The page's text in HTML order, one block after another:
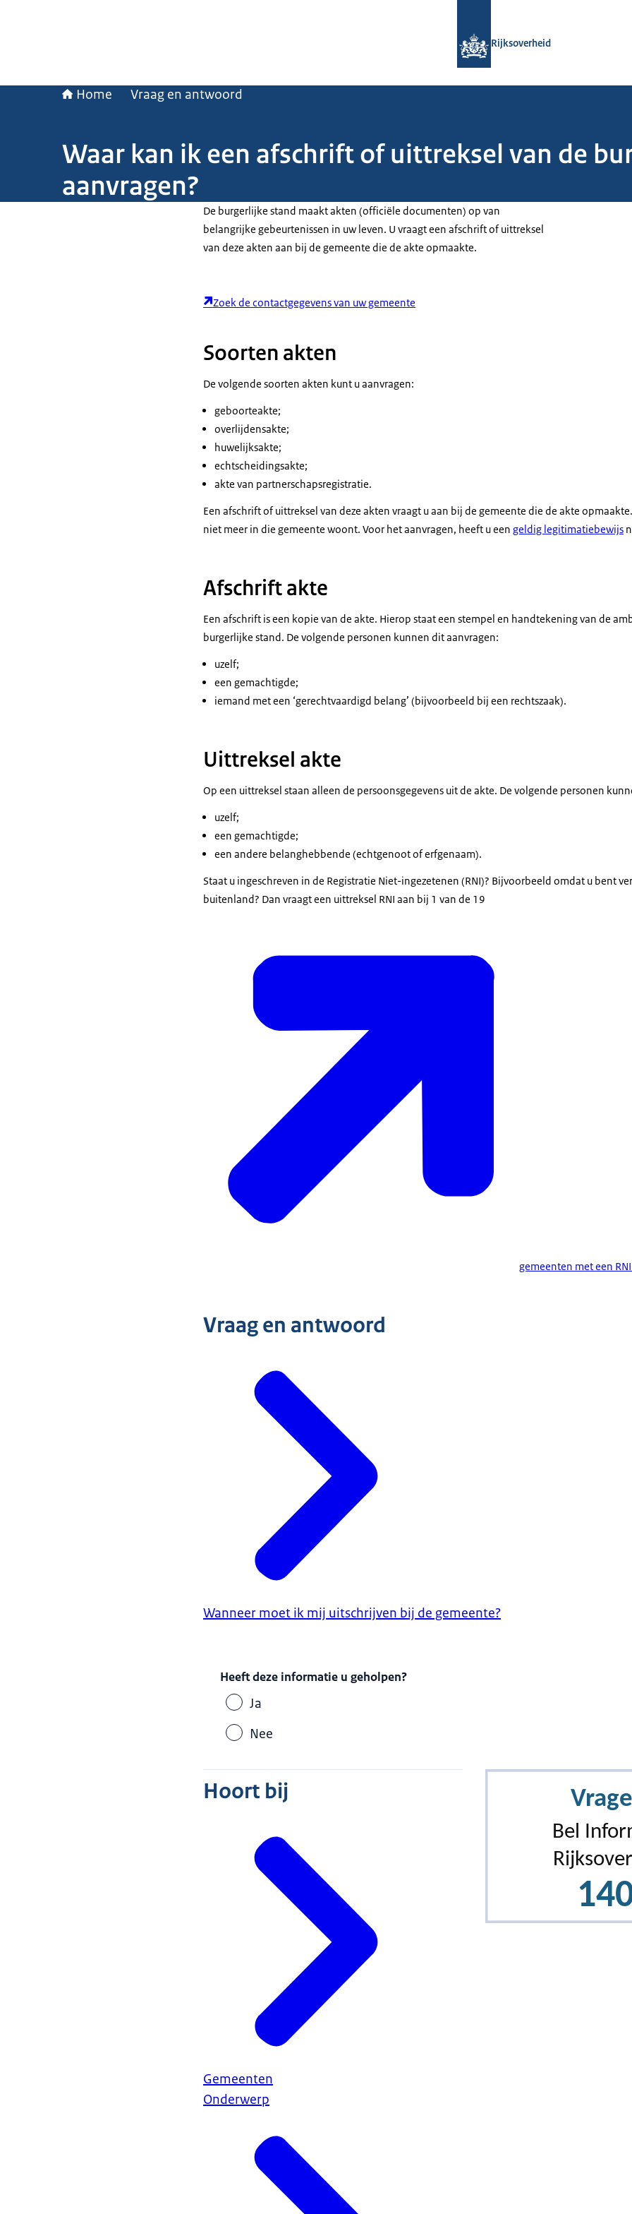
Rijksoverheid
Home Vraag en antwoord
Waar kan ik een afschrift of uittreksel van de
aanvragen?
De burgerlijke stand maakt akten (officiële documenten) op van
belangrijke gebeurtenissen in uw leven. U vraagt een afschrift of uittreksel
van deze akten aan bij de gemeente die de akte opmaakte.
Zoek de contactgegevens van uw gemeente
Soorten akten
De volgende soorten akten kunt u aanvragen:
geboorteakte;
overlijdensakte;
huwelijksakte;
echtscheidingsakte;
akte van partnerschapsregistratie.
Een afschrift of uittreksel van deze akten vraagt u aan bij de gemeente die de akte
niet meer in die gemeente woont. Voor het aanvragen, heeft u een geldig legitimatiebewijs
Afschrift akte
Een afschrift is een kopie van de akte. Hierop staat een stempel en handtekening van de
burgerlijke stand. De volgende personen kunnen dit aanvragen:
uzelf;
een gemachtigde;
iemand met een ‘gerechtvaardigd belang’ (bijvoorbeeld bij een rechtszaak).
Uittreksel akte
Op een uittreksel staan alleen de persoonsgegevens uit de akte. De volgende personen
uzelf;
een gemachtigde;
een andere belanghebbende (echtgenoot of erfgenaam).
Staat u ingeschreven in de Registratie Niet-ingezetenen (RNI)? Bijvoorbeeld omdat u bent
buitenland? Dan vraagt een uittreksel RNI aan bij 1 van de 19
gemeenten met een
Vraag en antwoord
Wanneer moet ik mij uitschrijven bij de gemeente?
Heeft deze informatie u geholpen?
Ja
Nee
Hoort bij
Gemeenten
Onderwerp